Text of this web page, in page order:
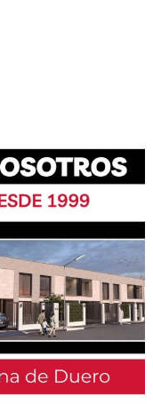
Diego
se
4 de